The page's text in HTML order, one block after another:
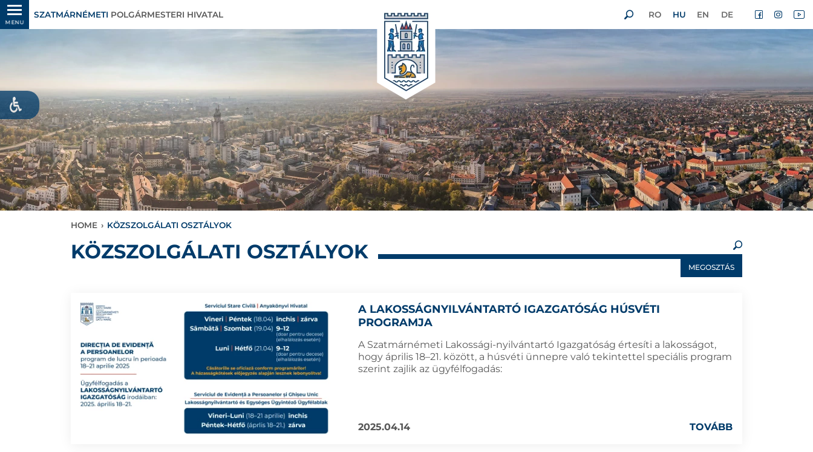
MENU
SZATMÁRNÉMETI POLGÁRMESTERI HIVATAL RO HU EN DE
HOME › KÖZSZOLGÁLATI OSZTÁLYOK
KÖZSZOLGÁLATI OSZTÁLYOK
MEGOSZTÁS
A LAKOSSÁGNYILVÁNTARTÓ IGAZGATÓSÁG HÚSVÉTI
PROGRAMJA
A Szatmárnémeti Lakossági-nyilvántartó Igazgatóság értesíti a lakosságot,
hogy április 18–21. között, a húsvéti ünnepre való tekintettel speciális program
szerint zajlik az ügyfélfogadás:
2025.04.14 TOVÁBB